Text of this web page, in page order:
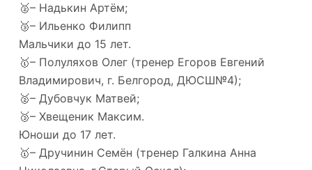
🥈– Надькин Артём;
🥉– Ильенко Филипп
Мальчики до 15 лет.
🥇– Полуляхов Олег (тренер Егоров Евгений
Владимирович, г. Белгород, ДЮСШ№4);
🥈– Дубовчук Матвей;
🥉– Хвещеник Максим.
Юноши до 17 лет.
🥇– Дручинин Семён (тренер Галкина Анна